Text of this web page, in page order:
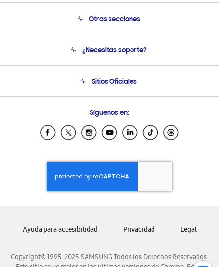
Otras secciones
Soporte
¿Necesitas soporte?
Soporte vía eMail
Sitios Oficiales
Samsung Ecuador
Samsung El Salvador
Samsung Honduras
Samsung Nicaragua
Samsung Panamá
Samsung Venezuela
Síguenos en:
Copyright© 1995-2025 SAMSUNG Todos los Derechos Reservados.
Ayuda para accesibilidad Privacidad Legal